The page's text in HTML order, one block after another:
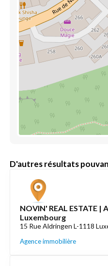
D'autres résultats
NOVIN' REAL ESTATE |
Luxembourg
15 Rue Aldringen L-1118
Agence immobilière